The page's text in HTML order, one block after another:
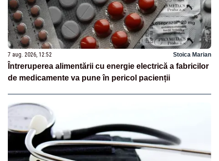
7 aug. 2026, 12:52 Stoica Marian
Întreruperea alimentării cu energie electrică a fabricilor
de medicamente va pune în pericol pacienții